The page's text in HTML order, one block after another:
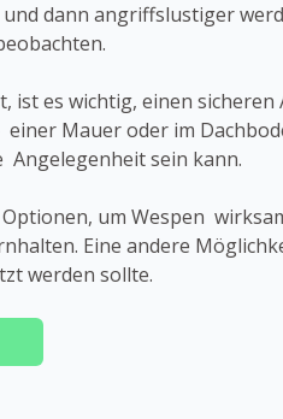
dann angriffslustiger
ist es wichtig, einen
Mauer oder im
sein kann.
um Wespen
Eine andere
werden sollte.